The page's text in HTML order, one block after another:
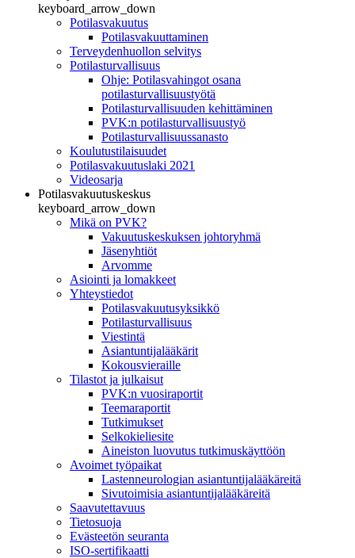
keyboard_arrow_down
Potilasvakuutus
Potilasvakuuttaminen
Terveydenhuollon selvitys
Potilasturvallisuus
Ohje: Potilasvahingot osana
potilasturvallisuustyötä
Potilasturvallisuuden kehittäminen
PVK:n potilasturvallisuustyö
Potilasturvallisuussanasto
Koulutustilaisuudet
Potilasvakuutuslaki 2021
Videosarja
Potilasvakuutuskeskus
keyboard_arrow_down
Mikä on PVK?
Vakuutuskeskuksen johtoryhmä
Jäsenyhtiöt
Arvomme
Asiointi ja lomakkeet
Yhteystiedot
Potilasvakuutusyksikkö
Potilasturvallisuus
Viestintä
Asiantuntijalääkärit
Kokousvieraille
Tilastot ja julkaisut
PVK:n vuosiraportit
Teemaraportit
Tutkimukset
Selkokieliesite
Aineiston luovutus tutkimuskäyttöön
Avoimet työpaikat
Lastenneurologian asiantuntijalääkäreitä
Sivutoimisia asiantuntijalääkäreitä
Saavutettavuus
Tietosuoja
Evästeetön seuranta
ISO-sertifikaatti